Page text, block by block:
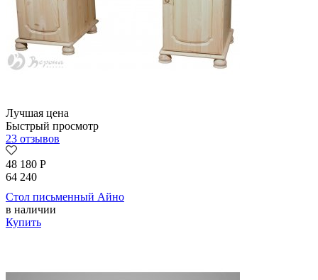
Лучшая цена
Быстрый просмотр
23 отзывов
48 180 Р
64 240
Стол письменный Айно
в наличии
Купить